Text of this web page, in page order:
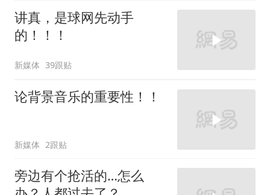
讲真，是球网先动手
的！！！
新媒体 39跟贴
论背景音乐的重要性！！
新媒体 2跟贴
旁边有个抢活的…怎么